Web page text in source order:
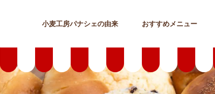
小麦工房パナシェの由来 おすすめメニュー